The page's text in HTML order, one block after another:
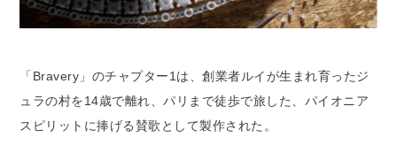
「Bravery」のチャプター1は、創業者ルイが生まれ育ったジ
ュラの村を14歳で離れ、パリまで徒歩で旅した、パイオニア
スピリットに捧げる賛歌として製作された。